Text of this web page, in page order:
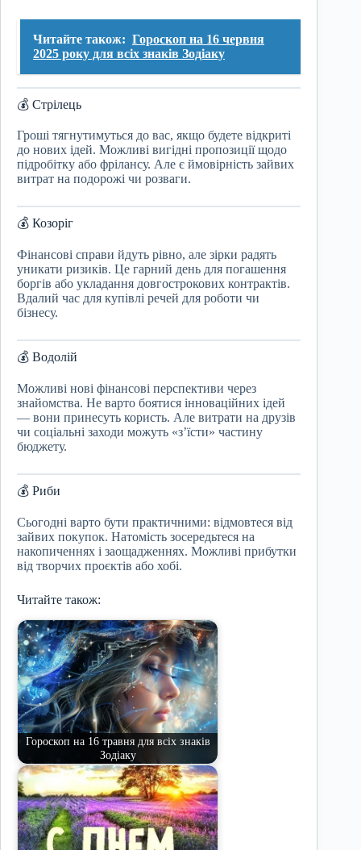
Читайте також: Гороскоп на 16 червня
2025 року для всіх знаків Зодіаку
💰 Стрілець
Гроші тягнутимуться до вас, якщо будете відкриті
до нових ідей. Можливі вигідні пропозиції щодо
підробітку або фрілансу. Але є ймовірність зайвих
витрат на подорожі чи розваги.
💰 Козоріг
Фінансові справи йдуть рівно, але зірки радять
уникати ризиків. Це гарний день для погашення
боргів або укладання довгострокових контрактів.
Вдалий час для купівлі речей для роботи чи
бізнесу.
💰 Водолій
Можливі нові фінансові перспективи через
знайомства. Не варто боятися інноваційних ідей
— вони принесуть користь. Але витрати на друзів
чи соціальні заходи можуть «з’їсти» частину
бюджету.
💰 Риби
Сьогодні варто бути практичними: відмовтеся від
зайвих покупок. Натомість зосередьтеся на
накопиченнях і заощадженнях. Можливі прибутки
від творчих проєктів або хобі.
Читайте також:
Гороскоп на 16 травня для всіх знаків
Зодіаку